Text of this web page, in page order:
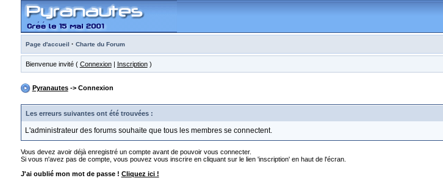
Page d'accueil · Charte du Forum
Bienvenue invité ( Connexion| Inscription)
Pyranautes-> Connexion
Les erreurs suivantes ont été trouvées :
L'administrateur des forums souhaite que tous les membres se connectent.
Vous devez avoir déjà enregistré un compte avant de pouvoir vous connecter.
Si vous n'avez pas de compte, vous pouvez vous inscrire en cliquant sur le lien 'inscription' en haut de l'écran.
J'ai oublié mon mot de passe ! Cliquez ici !